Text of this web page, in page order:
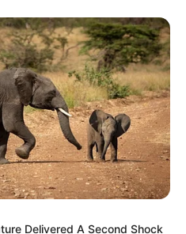
Delivered A Second Shock